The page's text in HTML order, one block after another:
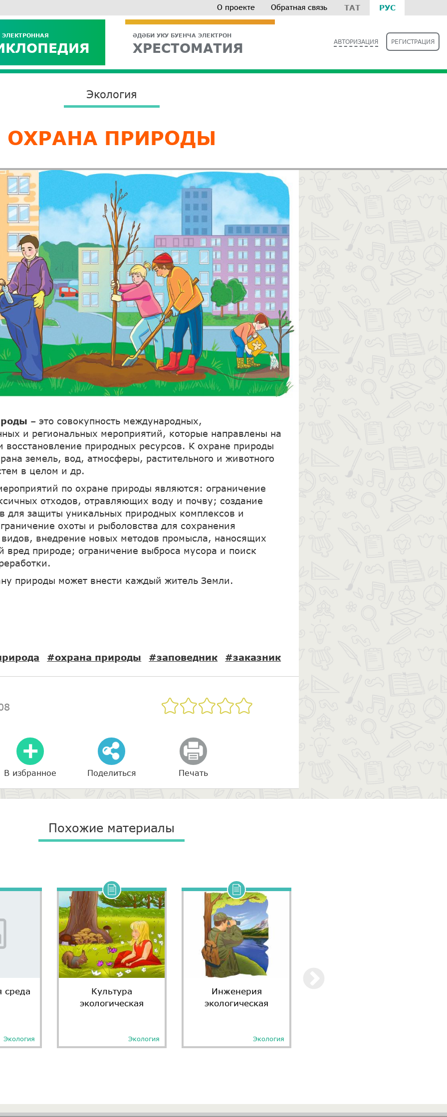
ТАТ РУС
О проекте Обратная связь
ӘДӘБИ УКУ БУЕНЧА ЭЛЕКТРОН
ХРЕСТОМАТИЯ АВТОРИЗАЦИЯ РЕГИСТРАЦИЯ
Экология
ОХРАНА ПРИРОДЫ
– это совокупность международных,
и региональных мероприятий, которые направлены на
восстановление природных ресурсов. К охране природы
земель, вод, атмосферы, растительного и животного
в целом и др.
по охране природы являются: ограничение
отходов, отравляющих воду и почву; создание
для защиты уникальных природных комплексов и
охоты и рыболовства для сохранения
внедрение новых методов промысла, наносящих
вред природе; ограничение выброса мусора и поиск
природы может внести каждый житель Земли.
#охрана природы #заповедник #заказник
В избранное Поделиться Печать
Похожие материалы
Экология
Культура
экологическая
Экология
Инженерия
экологическая
Экология